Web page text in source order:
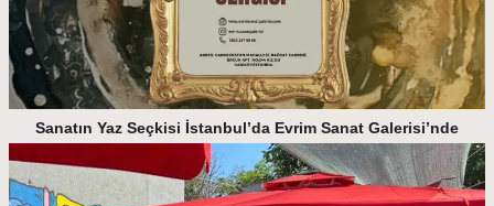
Sanatın Yaz Seçkisi İstanbul’da Evrim Sanat Galerisi’nde